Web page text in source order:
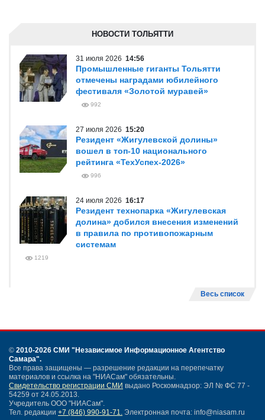
НОВОСТИ ТОЛЬЯТТИ
31 июля 2026 14:56
Промышленные гиганты Тольятти
отмечены наградами юбилейного
фестиваля «Золотой муравей»
992
27 июля 2026 15:20
Резидент «Жигулевской долины»
вошел в топ-10 национального
рейтинга «ТехУспех-2026»
996
24 июля 2026 16:17
Резидент технопарка «Жигулевская
долина» добился внесения изменений
в правила по противопожарным
системам
1219
Весь список
© 2010-2026 СМИ "Независимое Информационное Агентство
Самара".
Все права защищены — разрешение редакции на перепечатку
материалов и ссылка на "НИАСам" обязательны.
Свидетельство регистрации СМИ выдано Роскомнадзор: ЭЛ № ФС 77 -
54259 от 24.05.2013.
Учредитель ООО "НИАСам".
Тел. редакции +7 (846) 990-91-71. Электронная почта: info@niasam.ru